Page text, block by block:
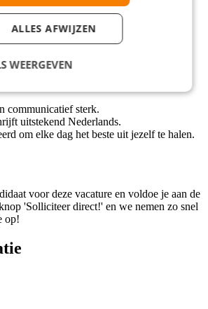
naar commerciële rollen.
door ervaren coaches.
communicatief sterk.
uitstekend Nederlands.
om elke dag het beste uit jezelf te halen.
voor deze vacature en voldoe je aan de
'Solliciteer direct!' en we nemen zo snel
op!
ALLES AFWIJZEN
WEERGEVEN